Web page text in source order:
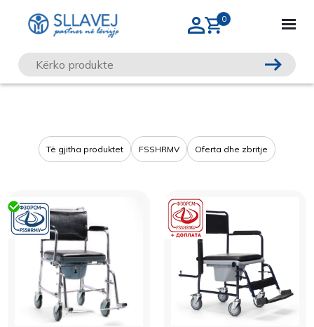
Të gjitha produktet FSSHRMV Oferta dhe zbritje